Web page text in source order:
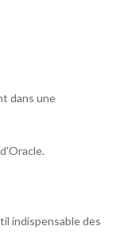
dans une
indispensable des